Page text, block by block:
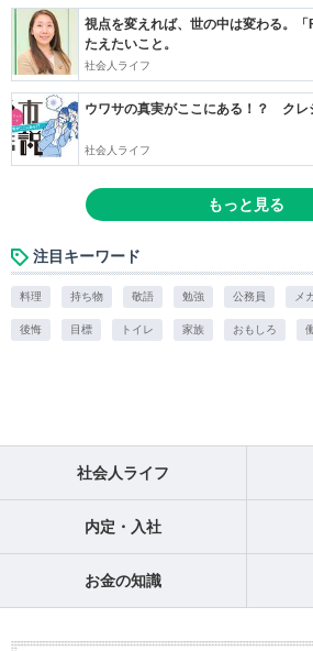
視点を変えれば、世の中は変わる。
たえたいこと。
社会人ライフ
ウワサの真実がここにある！？ クレ
社会人ライフ
もっと見る
注目キーワード
料理 持ち物 敬語 勉強 公務員 メ
後悔 目標 トイレ 家族 おもしろ
社会人ライフ
内定・入社
お金の知識